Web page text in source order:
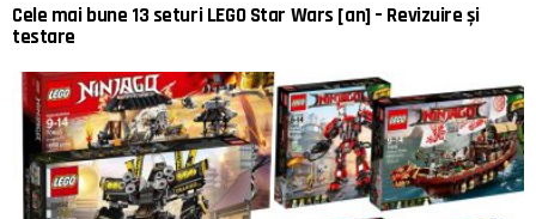
Cele mai bune 13 seturi LEGO Star Wars [an] – Revizuire și
testare